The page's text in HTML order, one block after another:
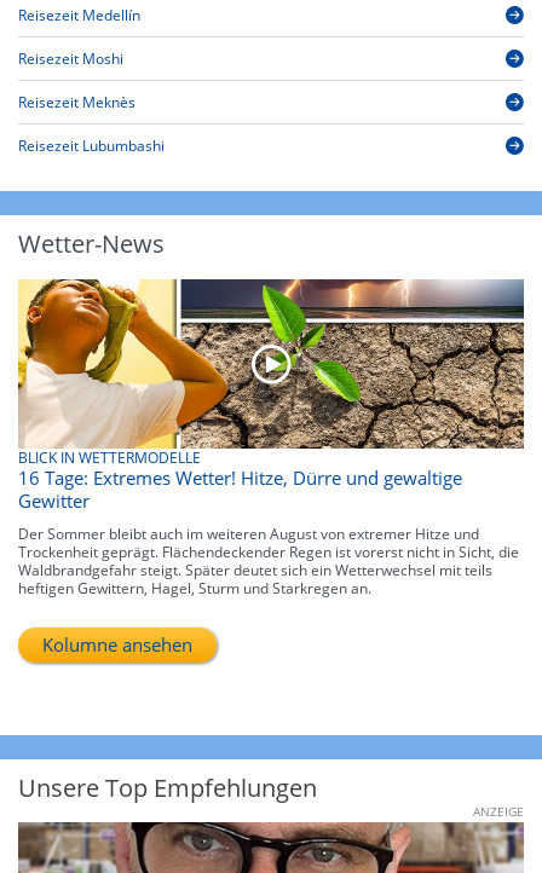
Reisezeit Medellín
Reisezeit Moshi
Reisezeit Meknès
Reisezeit Lubumbashi
Wetter-News
BLICK IN WETTERMODELLE
16 Tage: Extremes Wetter! Hitze, Dürre und gewaltige
Gewitter
Der Sommer bleibt auch im weiteren August von extremer Hitze und
Trockenheit geprägt. Flächendeckender Regen ist vorerst nicht in Sicht, die
Waldbrandgefahr steigt. Später deutet sich ein Wetterwechsel mit teils
heftigen Gewittern, Hagel, Sturm und Starkregen an.
Kolumne ansehen
Unsere Top Empfehlungen
ANZEIGE